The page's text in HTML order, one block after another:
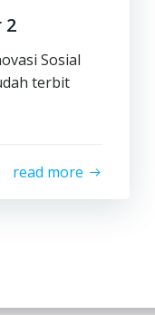
2
Sosial
terbit
read more